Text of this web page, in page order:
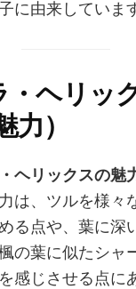
に由来していま
・ヘリッ
力）
ヘリックスの魅
は、ツルを様々
る点や、葉に深
の葉に似たシャ
感じさせる点に